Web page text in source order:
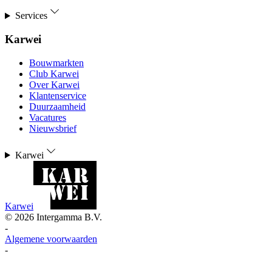
Services
Karwei
Bouwmarkten
Club Karwei
Over Karwei
Klantenservice
Duurzaamheid
Vacatures
Nieuwsbrief
Karwei
Karwei
© 2026 Intergamma B.V.
-
Algemene voorwaarden
-